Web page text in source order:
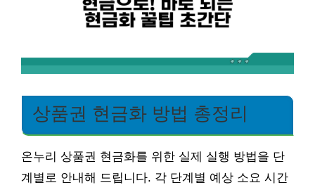
상품권 현금화 방법 총정리
온누리 상품권 현금화를 위한 실제 실행 방법을 단
계별로 안내해 드립니다. 각 단계별 예상 소요 시간